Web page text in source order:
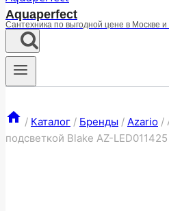
Aquaperfect
Сантехника по выгодной цене в Москве
/ Каталог / Бренды / Azario /
подсветкой Blake АZ-